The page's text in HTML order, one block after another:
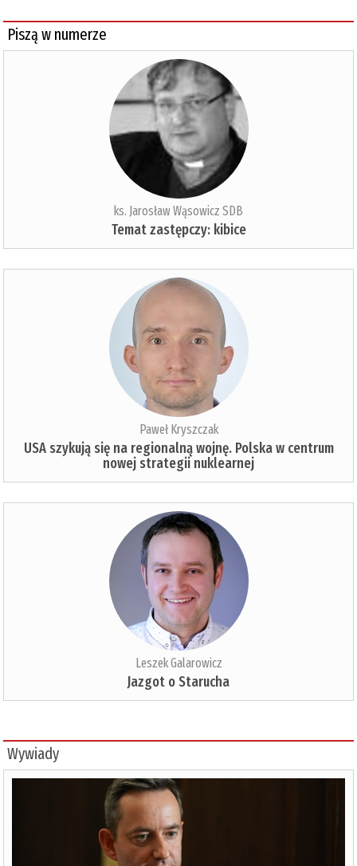
Piszą w numerze
ks. Jarosław Wąsowicz SDB
Temat zastępczy: kibice
Paweł Kryszczak
USA szykują się na regionalną wojnę. Polska w centrum
nowej strategii nuklearnej
Leszek Galarowicz
Jazgot o Starucha
Wywiady